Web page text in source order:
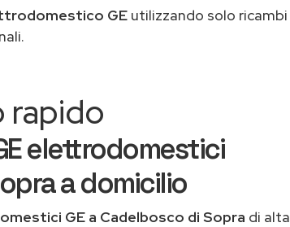
GEutilizzando solo ricambi
rapido
elettrodomestici
a domicilio
GE a Cadelbosco di Sopra di alta